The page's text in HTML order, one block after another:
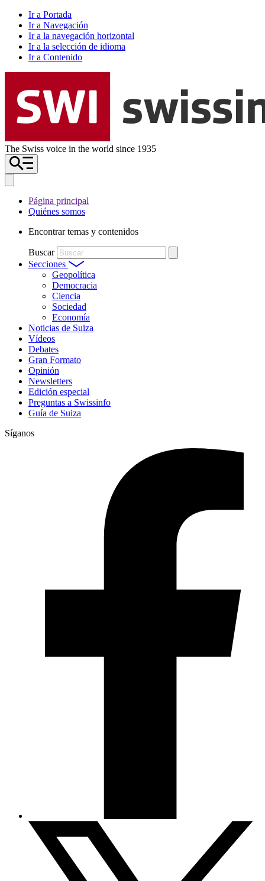
Ir a Portada
Ir a Navegación
Ir a la navegación horizontal
Ir a la selección de idioma
Ir a Contenido
The Swiss voice in the world since 1935
Página principal
Quiénes somos
Encontrar temas y contenidos
Buscar
Secciones
Geopolítica
Democracia
Ciencia
Sociedad
Economía
Noticias de Suiza
Vídeos
Debates
Gran Formato
Opinión
Newsletters
Edición especial
Preguntas a Swissinfo
Guía de Suiza
Síganos